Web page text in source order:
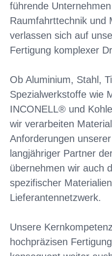
führende
Raumfahrttechnik und
verlassen sich auf
Fertigung komplexer
Ob Aluminium, Stahl,
Spezialwerkstoffe wie
INCONELL® und
wir verarbeiten
Anforderungen
langjähriger Partner
übernehmen wir auch
spezifischer
Lieferantennetzwerk.
Unsere
hochpräzisen